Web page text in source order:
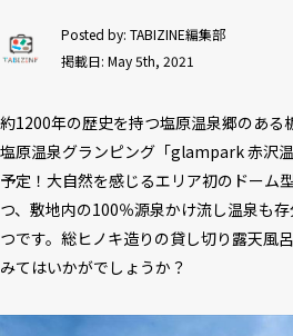
Posted by: TABIZINE編集部
掲載日: May 5th, 2021
約1200年の歴史を持つ塩原温泉郷のある
塩原温泉グランピング「glampark 赤沢
予定！大自然を感じるエリア初のドーム
つ、敷地内の100％源泉かけ流し温泉も
つです。総ヒノキ造りの貸し切り露天風
みてはいかがでしょうか？